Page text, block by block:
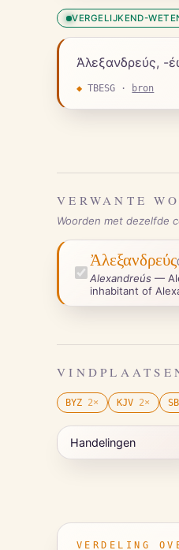
VERGELIJKEND-
Ἀλεξανδρεύς, -
◆ TBESG · bron
VERWANTE
Woorden met dezelfde
Ἀλεξανδρεύς
Alexandreús —
inhabitant of
BYZ 2× KJV 2×
Handelingen
VERDELING